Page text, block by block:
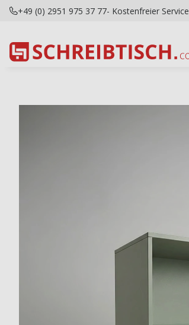
+49 (0) 2951 975 37 77- Kostenfreier Service